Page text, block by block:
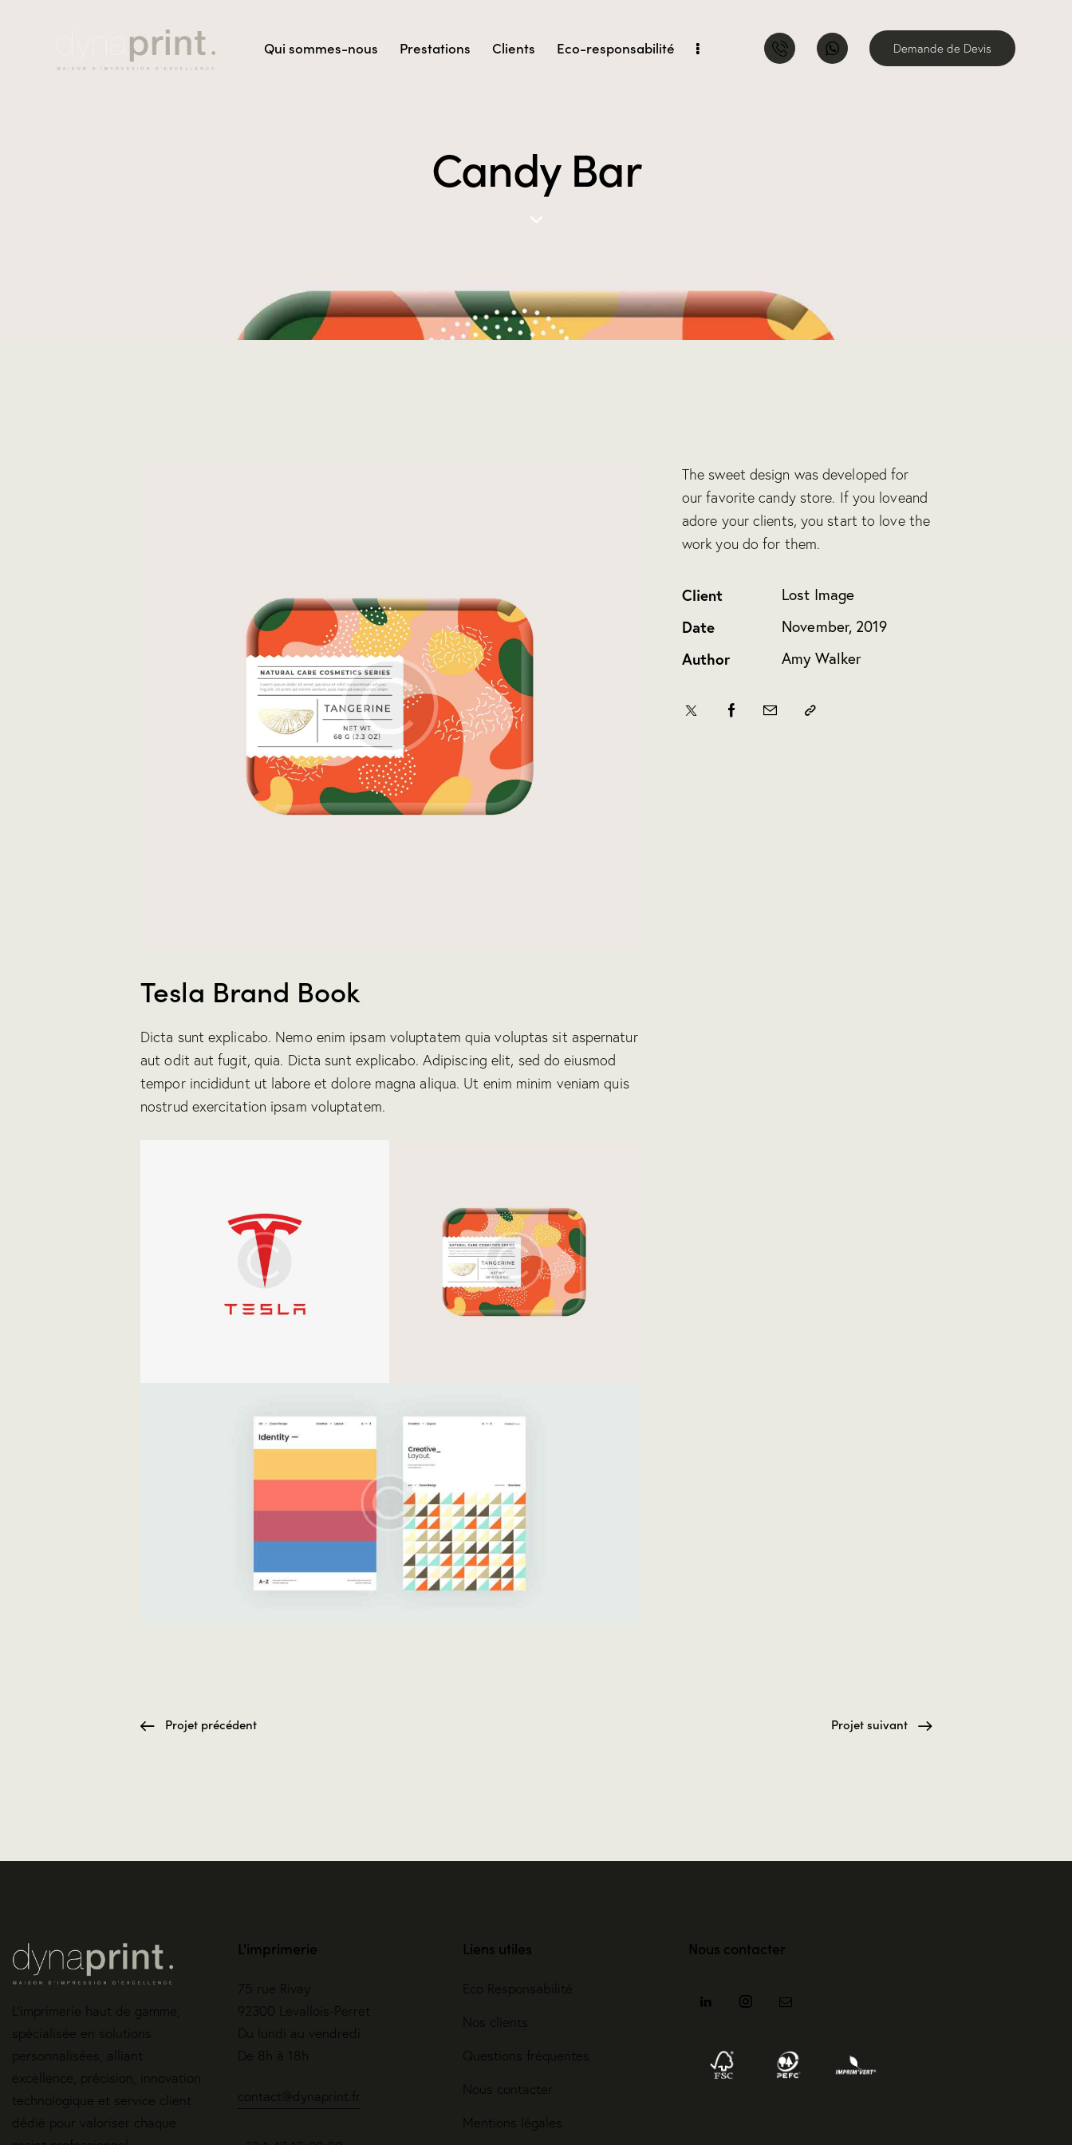
Qui sommes-nous Prestations Clients Eco-responsabilité Demande de Devis
Candy Bar
Tesla Brand Book
Dicta sunt explicabo. Nemo enim ipsam voluptatem quia voluptas sit aspernatur
aut odit aut fugit, quia. Dicta sunt explicabo. Adipiscing elit, sed do eiusmod
tempor incididunt ut labore et dolore magna aliqua. Ut enim minim veniam quis
nostrud exercitation ipsam voluptatem.
The sweet design was developed for
our favorite candy store. If you loveand
adore your clients, you start to love the
work you do for them.
Client Lost Image
Date November, 2019
Author Amy Walker
Projet précédent Projet suivant
L’imprimerie haut de gamme,
spécialisée en solutions
personnalisées, alliant
excellence, précision, innovation
technologique et service client
dédié pour valoriser chaque
L'imprimerie
75 rue Rivay
92300 Levallois-Perret
Du lundi au vendredi
De 8h à 18h
contact@dynaprint.fr
Liens utiles
Eco Responsabilité
Nos clients
Questions fréquentes
Nous contacter
Mentions légales
Nous contacter